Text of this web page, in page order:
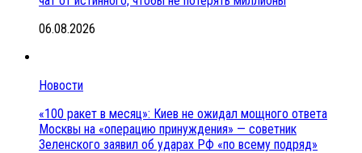
06.08.2026
Новости
«100 ракет в месяц»: Киев не ожидал мощного ответа
Москвы на «операцию принуждения» — советник
Зеленского заявил об ударах РФ «по всему подряд»